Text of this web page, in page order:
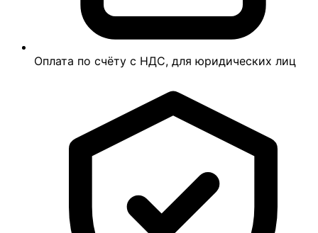
Оплата по счёту с НДС, для юридических лиц